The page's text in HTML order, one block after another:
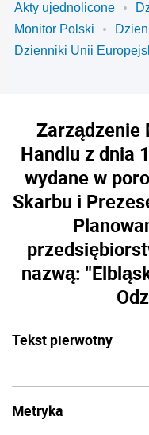
Akty ujednolicone
Monitor Polski
Dzienniki Unii
Zarządzenie
Handlu z dnia
wydane w
Skarbu i
nazwą:
Tekst pierwotny
Metryka